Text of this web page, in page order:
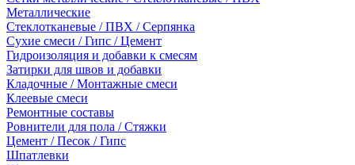
Металлические
Стеклотканевые / ПВХ / Серпянка
Сухие смеси / Гипс / Цемент
Гидроизоляция и добавки к смесям
Затирки для швов и добавки
Кладочные / Монтажные смеси
Клеевые смеси
Ремонтные составы
Ровнители для пола / Стяжки
Цемент / Песок / Гипс
Шпатлевки